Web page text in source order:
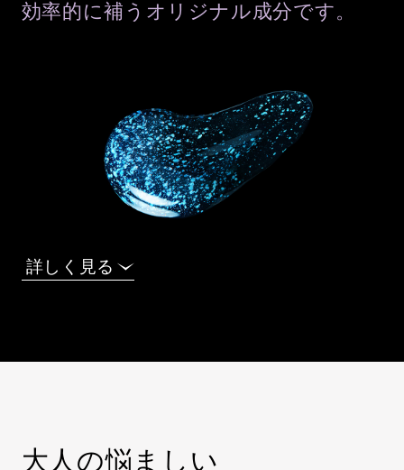
効率的に補うオリジナル成分です。
詳しく見る
大人の悩ましい